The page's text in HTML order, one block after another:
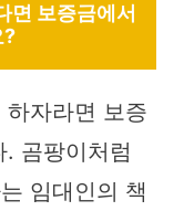
면 보증금에서
?
자라면 보증
곰팡이처럼
임대인의 책